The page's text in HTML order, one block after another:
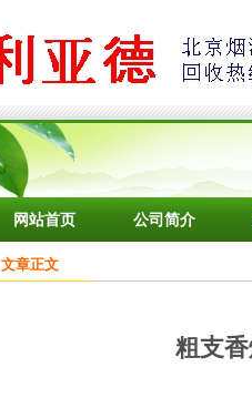
网站首页 公司简介
文章正文
粗支